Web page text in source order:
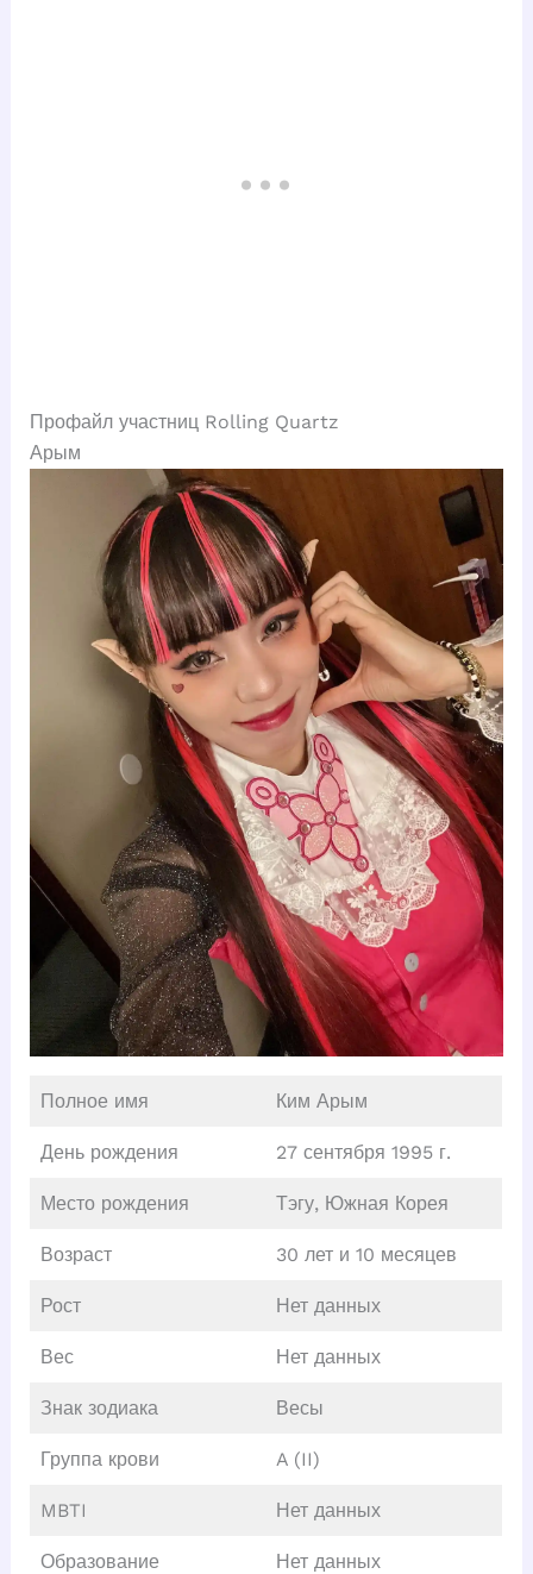
Профайл участниц Rolling Quartz
Арым
Полное имя Ким Арым
День рождения 27 сентября 1995 г.
Место рождения Тэгу, Южная Корея
Возраст 30 лет и 10 месяцев
Рост Нет данных
Вес Нет данных
Знак зодиака Весы
Группа крови A (II)
MBTI Нет данных
Образование Нет данных